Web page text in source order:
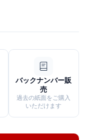
バックナンバー販
売
過去の紙面をご購入
いただけます